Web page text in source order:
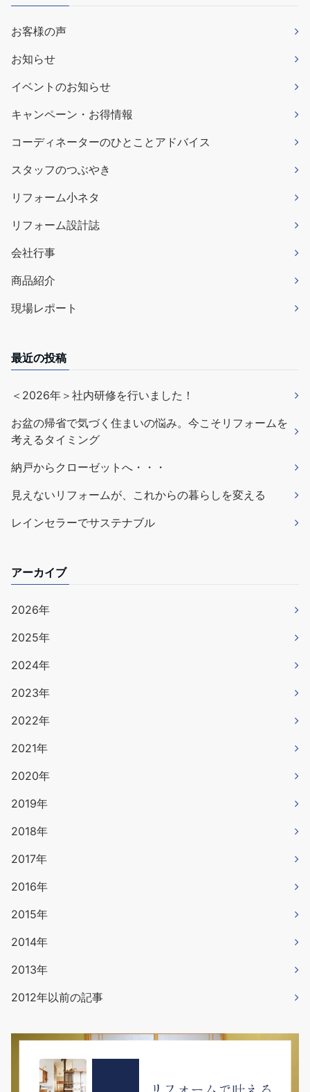
お客様の声
お知らせ
イベントのお知らせ
キャンペーン・お得情報
コーディネーターのひとことアドバイス
スタッフのつぶやき
リフォーム小ネタ
リフォーム設計誌
会社行事
商品紹介
現場レポート
最近の投稿
＜2026年＞社内研修を行いました！
お盆の帰省で気づく住まいの悩み。今こそリフォームを
考えるタイミング
納戸からクローゼットへ・・・
見えないリフォームが、これからの暮らしを変える
レインセラーでサステナブル
アーカイブ
2026年
2025年
2024年
2023年
2022年
2021年
2020年
2019年
2018年
2017年
2016年
2015年
2014年
2013年
2012年以前の記事